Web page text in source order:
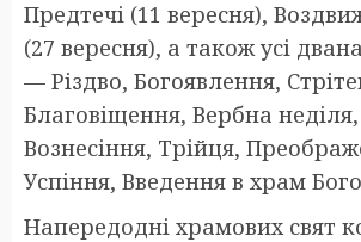
Предтечі (11 вересня),
(27 вересня), а також усі
— Різдво, Богоявлення,
Благовіщення, Вербна
Вознесіння, Трійця,
Успіння, Введення в храм
Напередодні храмових свят